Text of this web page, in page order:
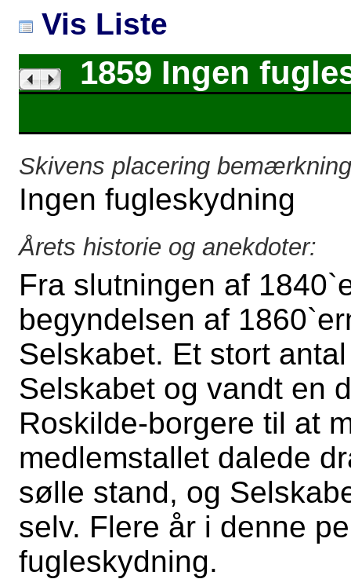
Vis Liste
1859 Ingen
Skivens placering
Ingen fugleskydning
Årets historie og anekdoter:
Fra slutningen af
begyndelsen af
Selskabet. Et stort
Selskabet og vandt en
Roskilde-borgere til at
medlemstallet dalede
sølle stand, og
selv. Flere år i denne
fugleskydning.